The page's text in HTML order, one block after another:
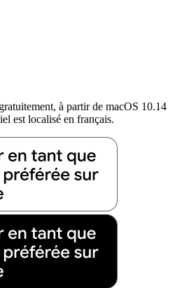
à partir de macOS 10.14
est localisé en français.